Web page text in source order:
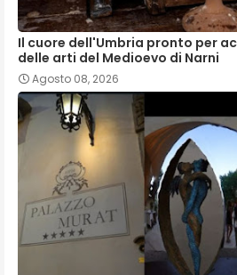
Il cuore dell'Umbria pronto per
delle arti del Medioevo di Narni
Agosto 08, 2026